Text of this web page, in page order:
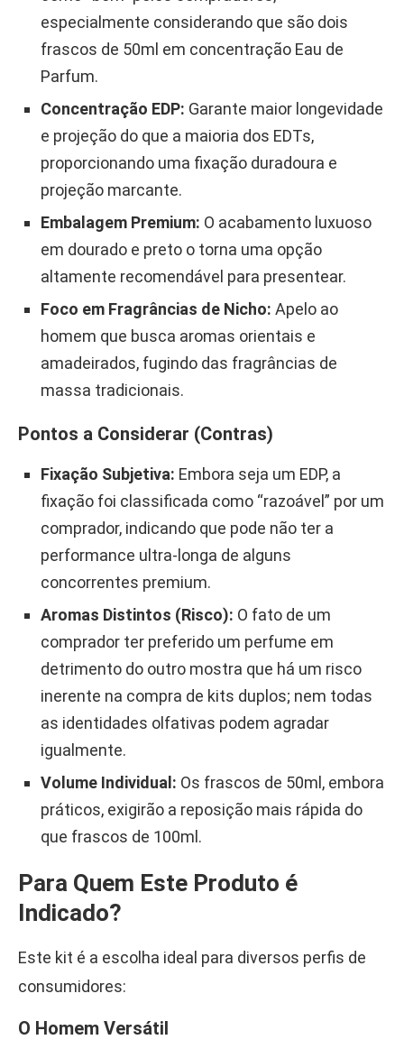
especialmente considerando que são dois
frascos de 50ml em concentração Eau de
Parfum.
Concentração EDP: Garante maior longevidade
e projeção do que a maioria dos EDTs,
proporcionando uma fixação duradoura e
projeção marcante.
Embalagem Premium: O acabamento luxuoso
em dourado e preto o torna uma opção
altamente recomendável para presentear.
Foco em Fragrâncias de Nicho: Apelo ao
homem que busca aromas orientais e
amadeirados, fugindo das fragrâncias de
massa tradicionais.
Pontos a Considerar (Contras)
Fixação Subjetiva: Embora seja um EDP, a
fixação foi classificada como “razoável” por um
comprador, indicando que pode não ter a
performance ultra-longa de alguns
concorrentes premium.
Aromas Distintos (Risco): O fato de um
comprador ter preferido um perfume em
detrimento do outro mostra que há um risco
inerente na compra de kits duplos; nem todas
as identidades olfativas podem agradar
igualmente.
Volume Individual: Os frascos de 50ml, embora
práticos, exigirão a reposição mais rápida do
que frascos de 100ml.
Para Quem Este Produto é
Indicado?
Este kit é a escolha ideal para diversos perfis de
consumidores:
O Homem Versátil